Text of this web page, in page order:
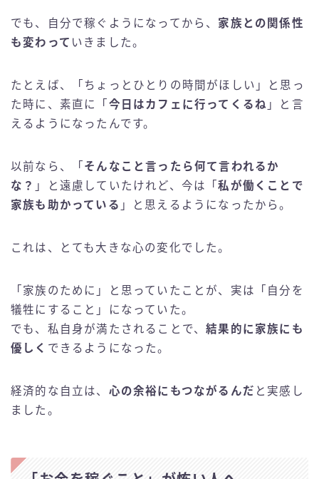
でも、自分で稼ぐようになってから、 家族との関係性
も変わって いきました。
たとえば、「ちょっとひとりの時間がほしい」と思っ
た時に、素直に「 今日はカフェに行ってくるね 」と言
えるようになったんです。
以前なら、「 そんなこと言ったら何て言われるか
な？ 」と遠慮していたけれど、今は「私が働くことで
家族も助かっている 」と思えるようになったから。
これは、とても大きな心の変化でした。
「家族のために」と思っていたことが、実は「自分を
犠牲にすること」になっていた。
でも、私自身が満たされることで、結果的に家族にも
優しく できるようになった。
経済的な自立は、 心の余裕にもつながるんだ と実感し
ました。